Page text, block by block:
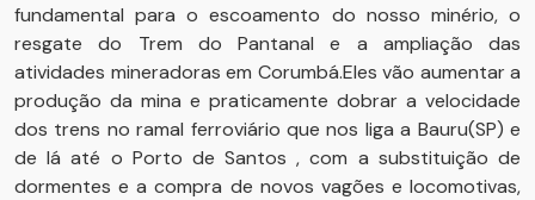
fundamental para o escoamento do nosso minério, o
resgate do Trem do Pantanal e a ampliação das
atividades mineradoras em Corumbá.Eles vão aumentar a
produção da mina e praticamente dobrar a velocidade
dos trens no ramal ferroviário que nos liga a Bauru(SP) e
de lá até o Porto de Santos , com a substituição de
dormentes e a compra de novos vagões e locomotivas,